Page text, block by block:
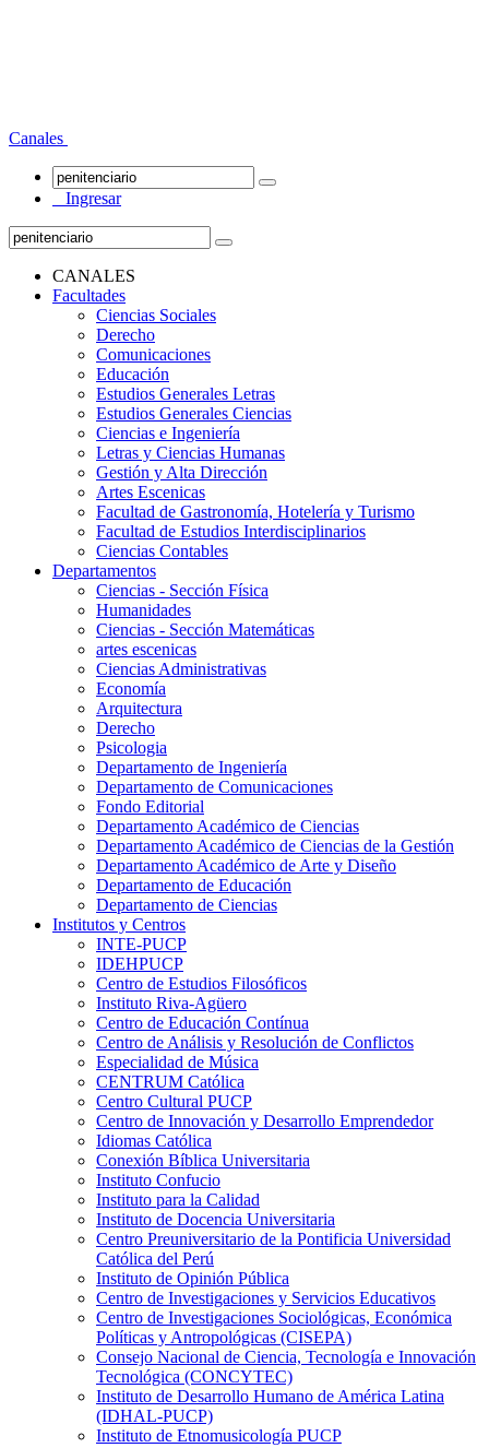
Canales
Ingresar
CANALES
Facultades
Ciencias Sociales
Derecho
Comunicaciones
Educación
Estudios Generales Letras
Estudios Generales Ciencias
Ciencias e Ingeniería
Letras y Ciencias Humanas
Gestión y Alta Dirección
Artes Escenicas
Facultad de Gastronomía, Hotelería y Turismo
Facultad de Estudios Interdisciplinarios
Ciencias Contables
Departamentos
Ciencias - Sección Física
Humanidades
Ciencias - Sección Matemáticas
artes escenicas
Ciencias Administrativas
Economía
Arquitectura
Derecho
Psicologia
Departamento de Ingeniería
Departamento de Comunicaciones
Fondo Editorial
Departamento Académico de Ciencias
Departamento Académico de Ciencias de la Gestión
Departamento Académico de Arte y Diseño
Departamento de Educación
Departamento de Ciencias
Institutos y Centros
INTE-PUCP
IDEHPUCP
Centro de Estudios Filosóficos
Instituto Riva-Agüero
Centro de Educación Contínua
Centro de Análisis y Resolución de Conflictos
Especialidad de Música
CENTRUM Católica
Centro Cultural PUCP
Centro de Innovación y Desarrollo Emprendedor
Idiomas Católica
Conexión Bíblica Universitaria
Instituto Confucio
Instituto para la Calidad
Instituto de Docencia Universitaria
Centro Preuniversitario de la Pontificia Universidad
Católica del Perú
Instituto de Opinión Pública
Centro de Investigaciones y Servicios Educativos
Centro de Investigaciones Sociológicas, Económica
Políticas y Antropológicas (CISEPA)
Consejo Nacional de Ciencia, Tecnología e Innovación
Tecnológica (CONCYTEC)
Instituto de Desarrollo Humano de América Latina
(IDHAL-PUCP)
Instituto de Etnomusicología PUCP